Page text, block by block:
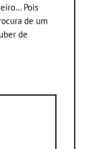
Pois
de um
de